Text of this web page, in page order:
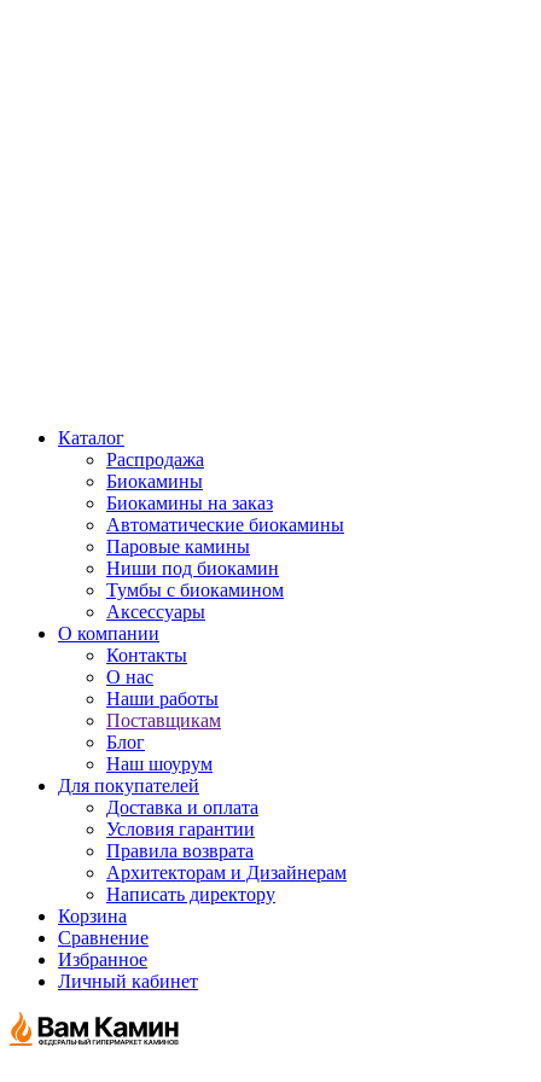
Каталог
Распродажа
Биокамины
Биокамины на заказ
Автоматические биокамины
Паровые камины
Ниши под биокамин
Тумбы с биокамином
Аксессуары
О компании
Контакты
О нас
Наши работы
Поставщикам
Блог
Наш шоурум
Для покупателей
Доставка и оплата
Условия гарантии
Правила возврата
Архитекторам и Дизайнерам
Написать директору
Корзина
Сравнение
Избранное
Личный кабинет